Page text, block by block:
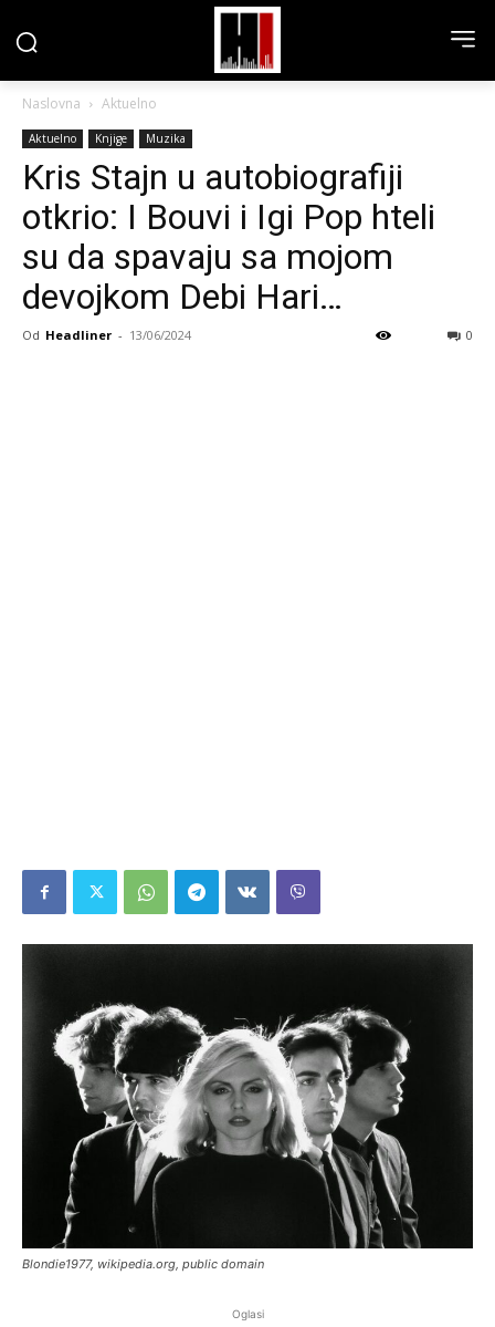
Naslovna Aktuelno
Aktuelno Knjige Muzika
Kris Stajn u autobiografiji
otkrio: I Bouvi i Igi Pop hteli
su da spavaju sa mojom
devojkom Debi Hari…
Od Headliner - 13/06/2024 0
Blondie1977, wikipedia.org, public domain
Oglasi